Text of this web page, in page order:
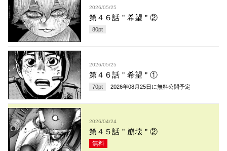
2026/05/25
第４６話＂希望＂②
80pt
2026/05/25
第４６話＂希望＂①
70pt 2026年08月25日 に無料公開予定
2026/04/24
第４５話＂崩壊＂②
無料